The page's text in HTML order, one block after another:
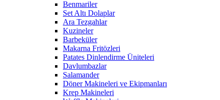
Benmariler
Set Altı Dolaplar
Ara Tezgahlar
Kuzineler
Barbeküler
Makarna Fritözleri
Patates Dinlendirme Üniteleri
Davlumbazlar
Salamander
Döner Makineleri ve Ekipmanları
Krep Makineleri